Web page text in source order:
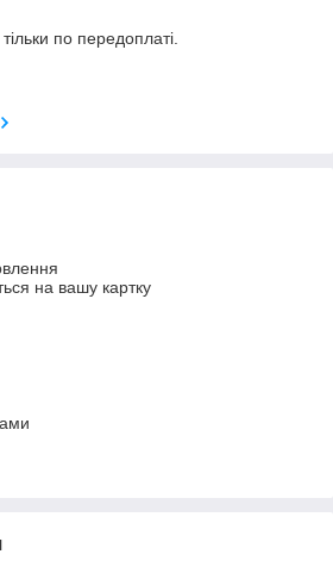
по передоплаті.
на вашу картку